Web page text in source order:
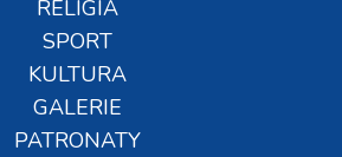
RELIGIA
SPORT
KULTURA
GALERIE
PATRONATY